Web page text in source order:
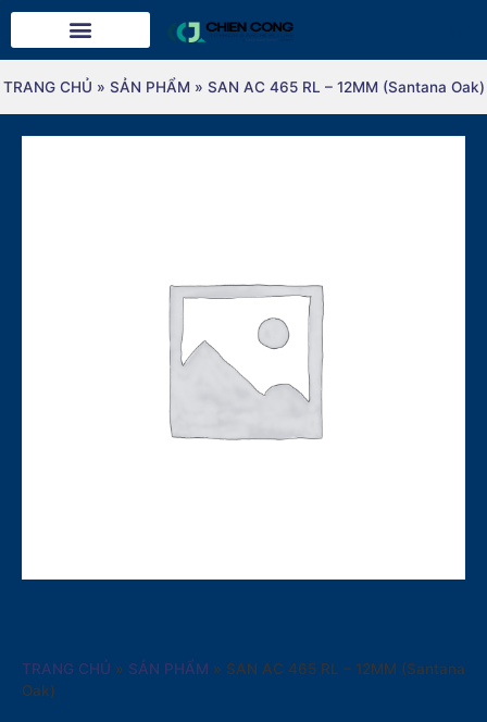
TRANG CHỦ » SẢN PHẨM » SAN AC 465 RL – 12MM (Santana Oak)
TRANG CHỦ » SẢN PHẨM » SAN AC 465 RL – 12MM (Santana
Oak)